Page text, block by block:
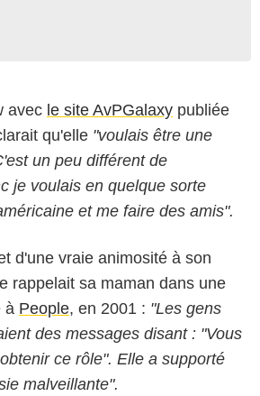
avec le site AvPGalaxy publiée
qu'elle "voulais être une
un peu différent de
je voulais en quelque sorte
et me faire des amis".
d'une vraie animosité à son
rappelait sa maman dans une
à People, en 2001 : "Les gens
des messages disant : "Vous
ce rôle". Elle a supporté
malveillante".